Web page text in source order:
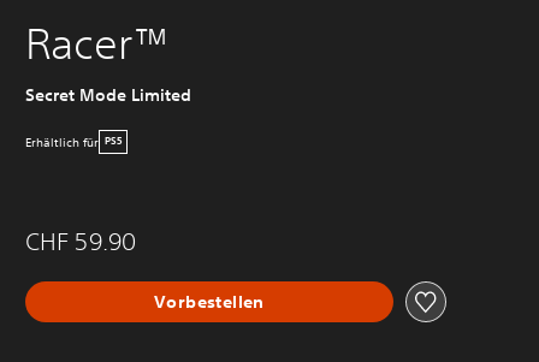
Racer™
Secret Mode Limited
Erhältlich für PS5
CHF 59.90
Vorbestellen